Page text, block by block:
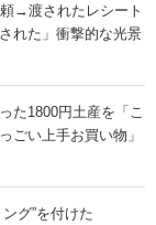
→渡されたレシート
た」衝撃的な光景
た1800円土産を「こ
い上手お買い物」
グ”を付けた